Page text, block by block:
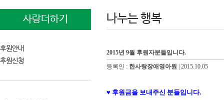
사랑더하기
후원안내
후원신청
나누는 행복
2015년 9월 후원자분들입니다.
등록인 : 한사랑장애영아원 2015.10.05
♥ 후원금을 보내주신 분들입니다.